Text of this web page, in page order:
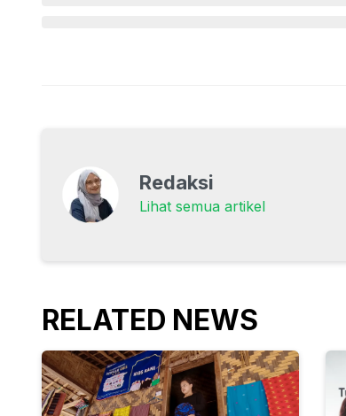
Redaksi
Lihat semua artikel
RELATED NEWS